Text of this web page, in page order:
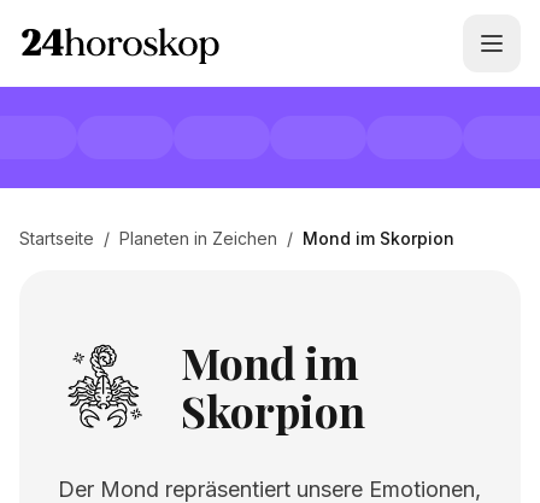
Startseite / Planeten in Zeichen / Mond im Skorpion
Mond im
Skorpion
Der Mond repräsentiert unsere Emotionen,